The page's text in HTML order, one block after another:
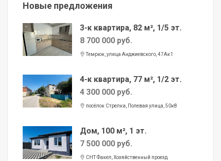
Новые предложения
3-к квартира, 82 м², 1/5 эт.
8 700 000 руб.
Темрюк, улица Анджиевского, 47Ак1
4-к квартира, 77 м², 1/2 эт.
4 300 000 руб.
посёлок Стрелка, Полевая улица, 50к8
Дом, 100 м², 1 эт.
7 500 000 руб.
СНТ Факел, Хозяйственный проезд